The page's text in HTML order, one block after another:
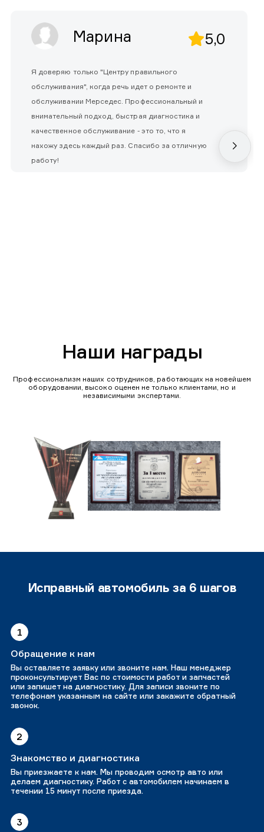
Марина 5,0
Я доверяю только "Центру правильного
обслуживания", когда речь идет о ремонте и
обслуживании Мерседес. Профессиональный и
внимательный подход, быстрая диагностика и
качественное обслуживание - это то, что я
нахожу здесь каждый раз. Спасибо за отличную
работу!
Наши награды
Профессионализм наших сотрудников, работающих на новейшем
оборудовании, высоко оценен не только клиентами, но и
независимыми экспертами.
Исправный автомобиль за 6 шагов
1
Обращение к нам
Вы оставляете заявку или звоните нам. Наш менеджер
проконсультирует Вас по стоимости работ и запчастей
или запишет на диагностику. Для записи звоните по
телефонам указанным на сайте или закажите обратный
звонок.
2
Знакомство и диагностика
Вы приезжаете к нам. Мы проводим осмотр авто или
делаем диагностику. Работ с автомобилем начинаем в
течении 15 минут после приезда.
3